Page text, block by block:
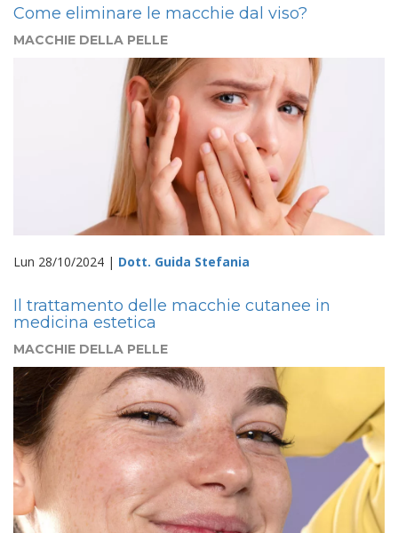
Come eliminare le macchie dal viso?
MACCHIE DELLA PELLE
Lun 28/10/2024 | Dott. Guida Stefania
Il trattamento delle macchie cutanee in
medicina estetica
MACCHIE DELLA PELLE